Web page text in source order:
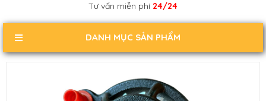
Tư vấn miễn phí 24/24
DANH MỤC SẢN PHẨM
HỒI